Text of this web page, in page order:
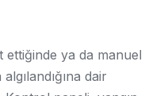
ettiğinde ya da manuel
dair